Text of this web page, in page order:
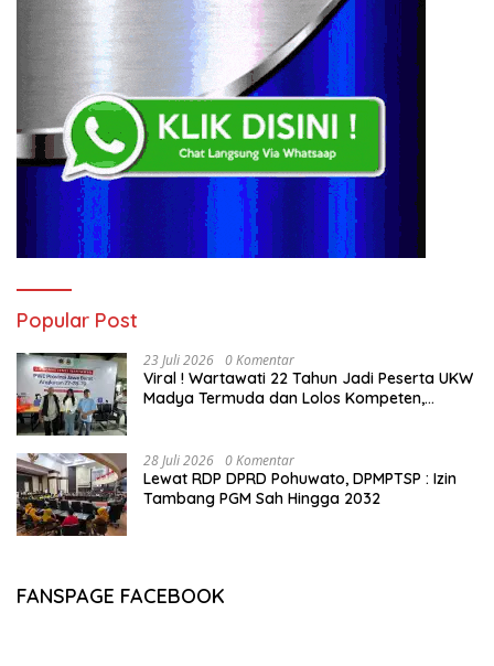
Popular Post
23 Juli 2026 0 Komentar
Viral ! Wartawati 22 Tahun Jadi Peserta UKW
Madya Termuda dan Lolos Kompeten,
28 Juli 2026 0 Komentar
Lewat RDP DPRD Pohuwato, DPMPTSP : Izin
Tambang PGM Sah Hingga 2032
FANSPAGE FACEBOOK